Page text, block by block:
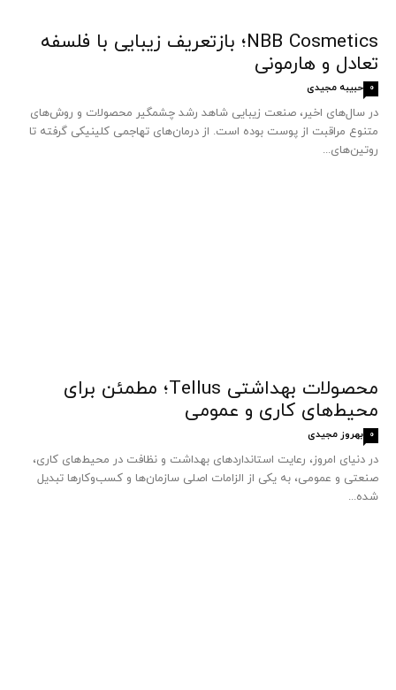
NBB Cosmetics؛ بازتعریف زیبایی با فلسفه
تعادل و هارمونی
حبیبه مجیدی 0
در سال‌های اخیر، صنعت زیبایی شاهد رشد چشمگیر محصولات و روش‌های
متنوع مراقبت از پوست بوده است. از درمان‌های تهاجمی کلینیکی گرفته تا
روتین‌های...
محصولات بهداشتی Tellus؛ مطمئن برای
محیط‌های کاری و عمومی
بهروز مجیدی 0
در دنیای امروز، رعایت استانداردهای بهداشت و نظافت در محیط‌های کاری،
صنعتی و عمومی، به یکی از الزامات اصلی سازمان‌ها و کسب‌وکارها تبدیل
شده...